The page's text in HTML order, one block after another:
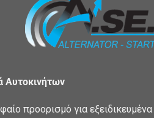
Αυτοκινήτων
προορισμό για εξειδικευμένα